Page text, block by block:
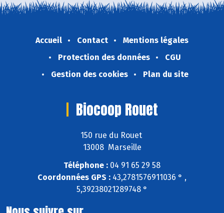
Accueil Contact
Mentions légales
Protection des données
CGU
Gestion des cookies
Plan du site
Biocoop Rouet
150 rue du Rouet
13008 Marseille
Téléphone : 04 91 65 29 58
Coordonnées GPS : 43,2781576911036 ° ,
5,39238021289748 °